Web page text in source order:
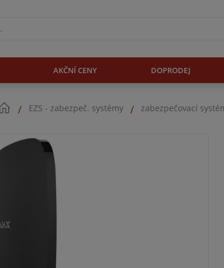
AKČNÍ CENY DOPRODEJ
EZS - zabezpeč. systémy zabezpečovací